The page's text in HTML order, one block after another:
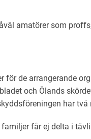
amatörer som
för de arrangerande
och Ölands
har två
får ej delta i